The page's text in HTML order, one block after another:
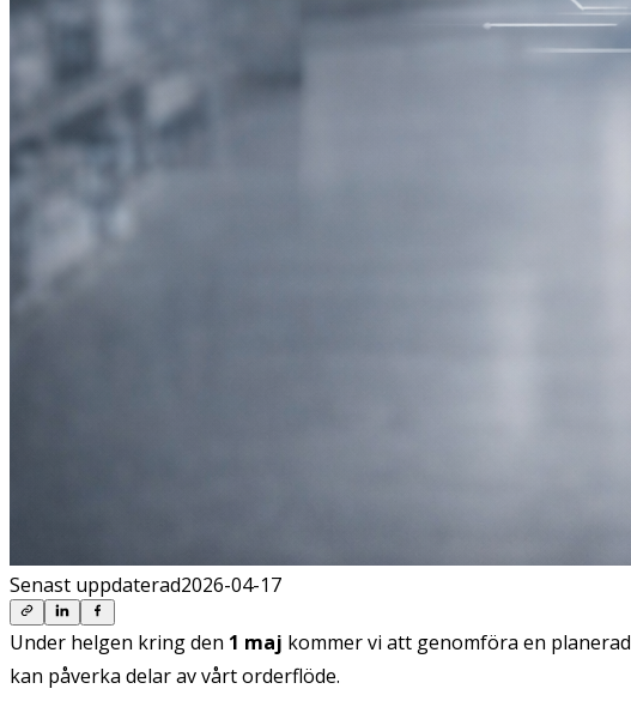
Senast uppdaterad2026-04-17
Under helgen kring den 1 maj kommer vi att genomföra en planerad
kan påverka delar av vårt orderflöde.